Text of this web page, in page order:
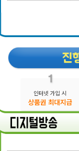
인터넷 가입 시
상품권 최대지급